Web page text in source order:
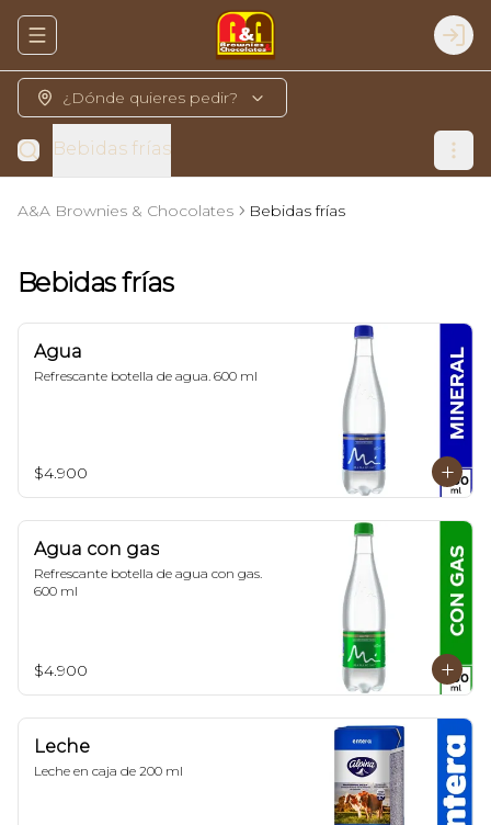
Abrir menu de navegación
¿Dónde quieres pedir?
Bebidas frías
A&A Brownies & Chocolates Bebidas frías
Bebidas frías
Agua
Refrescante botella de agua. 600 ml
$4.900
Agua con gas
Refrescante botella de agua con gas.
600 ml
$4.900
Leche
Leche en caja de 200 ml